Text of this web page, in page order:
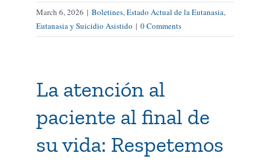
March 6, 2026 | Boletines, Estado Actual de la Eutanasia,
Eutanasia y Suicidio Asistido | 0 Comments
La atención al
paciente al final de
su vida: Respetemos